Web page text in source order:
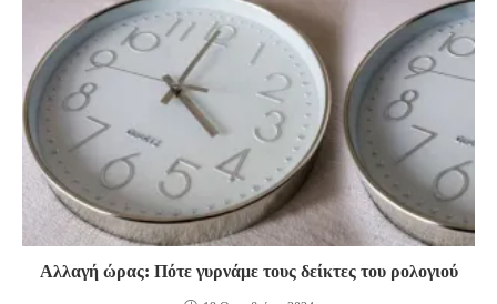
Αλλαγή ώρας: Πότε γυρνάμε τους δείκτες του ρολογιού